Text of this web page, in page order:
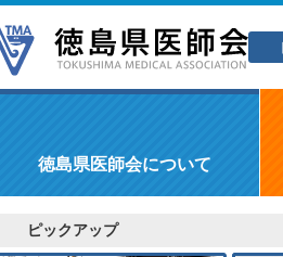
徳島県医師会について
ピックアップ